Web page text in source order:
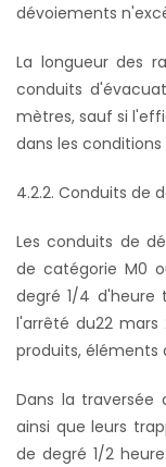
dévoiements
La longueur des
conduits
mètres, sauf si
dans les
4.2.2. Conduits de
Les conduits de
de catégorie M0
degré 1/4 d'heure
l'arrêté du22
produits, éléments
Dans la traversée
ainsi que leurs
de degré 1/2